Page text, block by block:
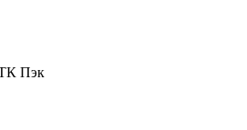
ТК Пэк